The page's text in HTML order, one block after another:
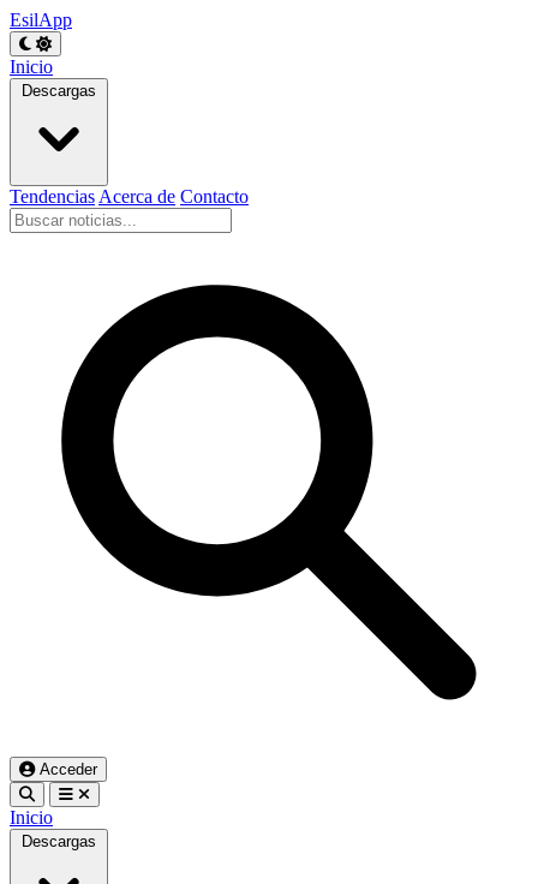
EsilApp
Inicio
Descargas
Tendencias Acerca de Contacto
Acceder
Inicio
Descargas